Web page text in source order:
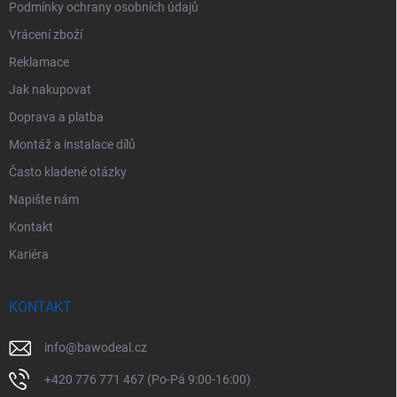
Podmínky ochrany osobních údajů
Vrácení zboží
Reklamace
Jak nakupovat
Doprava a platba
Montáž a instalace dílů
Často kladené otázky
Napište nám
Kontakt
Kariéra
KONTAKT
info@bawodeal.cz
+420 776 771 467 (Po-Pá 9:00-16:00)